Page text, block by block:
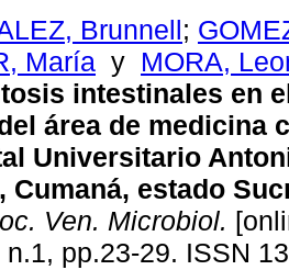
Brunnell;
María y MORA,
intestinales en
área de medicina
Universitario
Cumaná, estado
Ven. Microbiol.
pp.23-29. ISSN